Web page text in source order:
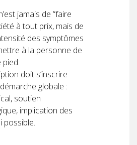
jamais de “faire
à tout prix, mais de
des symptômes
à la personne de
doit s’inscrire
globale :
soutien
implication des
possible.